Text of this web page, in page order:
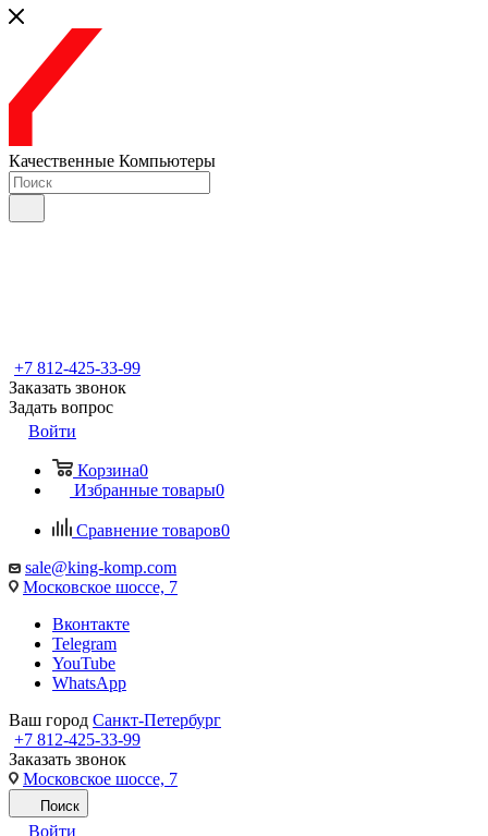
Качественные Компьютеры
+7 812-425-33-99
Заказать звонок
Задать вопрос
Войти
Корзина0
Избранные товары0
Сравнение товаров0
sale@king-komp.com
Московское шоссе, 7
Вконтакте
Telegram
YouTube
WhatsApp
Ваш город Санкт-Петербург
+7 812-425-33-99
Заказать звонок
Московское шоссе, 7
Поиск
Войти